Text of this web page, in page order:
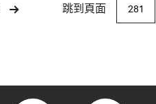
跳到頁面